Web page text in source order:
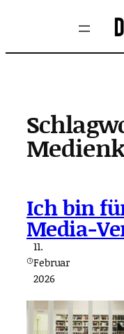
springen
Ich bin
Media-
11.
Februar
2026